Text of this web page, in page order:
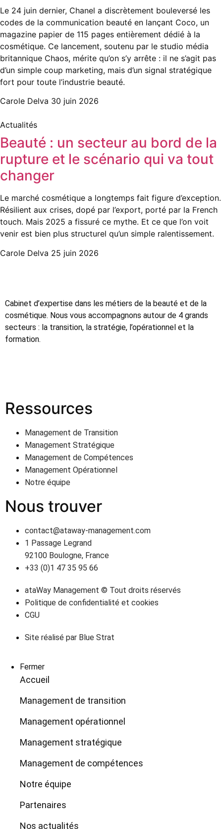
Le 24 juin dernier, Chanel a discrètement bouleversé les
codes de la communication beauté en lançant Coco, un
magazine papier de 115 pages entièrement dédié à la
cosmétique. Ce lancement, soutenu par le studio média
britannique Chaos, mérite qu’on s’y arrête : il ne s’agit pas
d’un simple coup marketing, mais d’un signal stratégique
fort pour toute l’industrie beauté.
Carole Delva 30 juin 2026
Actualités
Beauté : un secteur au bord de la
rupture et le scénario qui va tout
changer
Le marché cosmétique a longtemps fait figure d’exception.
Résilient aux crises, dopé par l’export, porté par la French
touch. Mais 2025 a fissuré ce mythe. Et ce que l’on voit
venir est bien plus structurel qu’un simple ralentissement.
Carole Delva 25 juin 2026
Cabinet d’expertise dans les métiers de la beauté et de la
cosmétique. Nous vous accompagnons autour de 4 grands
secteurs : la transition, la stratégie, l’opérationnel et la
formation.
Ressources
Management de Transition
Management Stratégique
Management de Compétences
Management Opérationnel
Notre équipe
Nous trouver
contact@ataway-management.com
1 Passage Legrand
92100 Boulogne, France
+33 (0)1 47 35 95 66
ataWay Management © Tout droits réservés
Politique de confidentialité et cookies
CGU
Site réalisé par Blue Strat
Fermer
Accueil
Management de transition
Management opérationnel
Management stratégique
Management de compétences
Notre équipe
Partenaires
Nos actualités